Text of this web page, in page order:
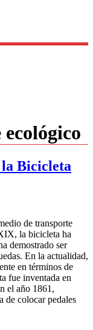
Bicicleta
de transporte
la bicicleta ha
demostrado ser
En la actualidad,
en términos de
fue inventada en
el año 1861,
de colocar pedales